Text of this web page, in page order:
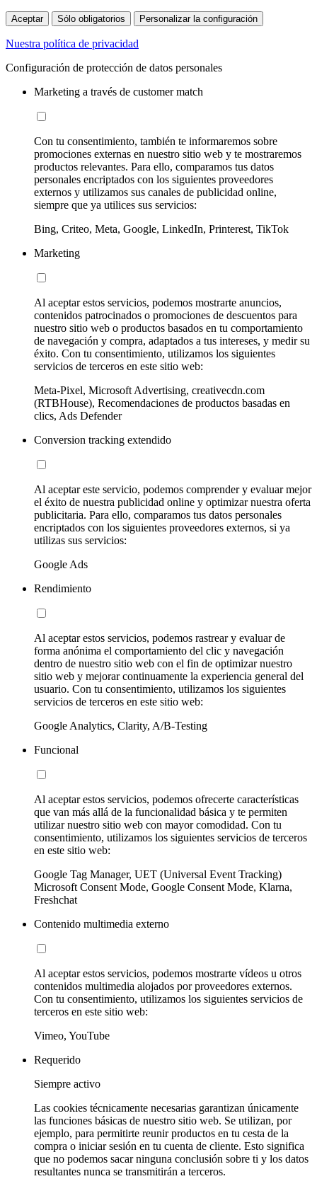
Aceptar Sólo obligatorios Personalizar la configuración
Nuestra política de privacidad
Configuración de protección de datos personales
Marketing a través de customer match
Con tu consentimiento, también te informaremos sobre
promociones externas en nuestro sitio web y te mostraremos
productos relevantes. Para ello, comparamos tus datos
personales encriptados con los siguientes proveedores
externos y utilizamos sus canales de publicidad online,
siempre que ya utilices sus servicios:
Bing, Criteo, Meta, Google, LinkedIn, Printerest, TikTok
Marketing
Al aceptar estos servicios, podemos mostrarte anuncios,
contenidos patrocinados o promociones de descuentos para
nuestro sitio web o productos basados en tu comportamiento
de navegación y compra, adaptados a tus intereses, y medir su
éxito. Con tu consentimiento, utilizamos los siguientes
servicios de terceros en este sitio web:
Meta-Pixel, Microsoft Advertising, creativecdn.com
(RTBHouse), Recomendaciones de productos basadas en
clics, Ads Defender
Conversion tracking extendido
Al aceptar este servicio, podemos comprender y evaluar mejor
el éxito de nuestra publicidad online y optimizar nuestra oferta
publicitaria. Para ello, comparamos tus datos personales
encriptados con los siguientes proveedores externos, si ya
utilizas sus servicios:
Google Ads
Rendimiento
Al aceptar estos servicios, podemos rastrear y evaluar de
forma anónima el comportamiento del clic y navegación
dentro de nuestro sitio web con el fin de optimizar nuestro
sitio web y mejorar continuamente la experiencia general del
usuario. Con tu consentimiento, utilizamos los siguientes
servicios de terceros en este sitio web:
Google Analytics, Clarity, A/B-Testing
Funcional
Al aceptar estos servicios, podemos ofrecerte características
que van más allá de la funcionalidad básica y te permiten
utilizar nuestro sitio web con mayor comodidad. Con tu
consentimiento, utilizamos los siguientes servicios de terceros
en este sitio web:
Google Tag Manager, UET (Universal Event Tracking)
Microsoft Consent Mode, Google Consent Mode, Klarna,
Freshchat
Contenido multimedia externo
Al aceptar estos servicios, podemos mostrarte vídeos u otros
contenidos multimedia alojados por proveedores externos.
Con tu consentimiento, utilizamos los siguientes servicios de
terceros en este sitio web:
Vimeo, YouTube
Requerido
Siempre activo
Las cookies técnicamente necesarias garantizan únicamente
las funciones básicas de nuestro sitio web. Se utilizan, por
ejemplo, para permitirte reunir productos en tu cesta de la
compra o iniciar sesión en tu cuenta de cliente. Esto significa
que no podemos sacar ninguna conclusión sobre ti y los datos
resultantes nunca se transmitirán a terceros.